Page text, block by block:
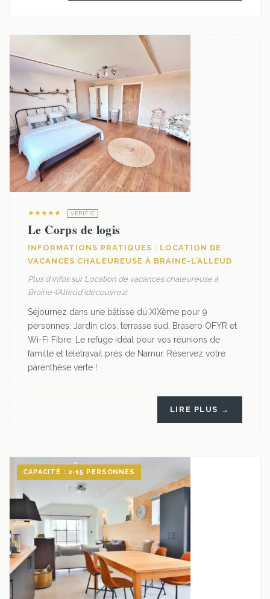
★★★★★ VÉRIFIÉ
Le Corps de logis
INFORMATIONS PRATIQUES : LOCATION DE
VACANCES CHALEUREUSE À BRAINE-L’ALLEUD
Plus d'infos sur Location de vacances chaleureuse à
Braine-l’Alleud (découvrez)
Séjournez dans une bâtisse du XIXème pour 9
personnes. Jardin clos, terrasse sud, Brasero OFYR et
Wi-Fi Fibre. Le refuge idéal pour vos réunions de
famille et télétravail près de Namur. Réservez votre
parenthèse verte !
LIRE PLUS →
CAPACITÉ : 2-15 PERSONNES